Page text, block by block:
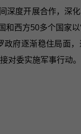
深度开展合作，深
和西方50多个国家
政府逐渐稳住局面
对委实施军事行动